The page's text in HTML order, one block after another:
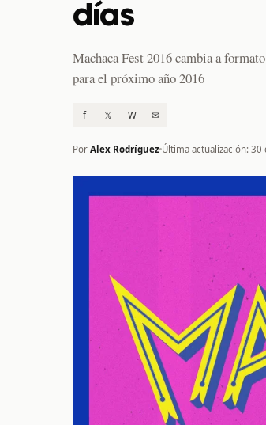
días
Machaca Fest 2016 cambia a
para el próximo año 2016
f 𝕏 W ✉
Por Alex Rodríguez Última actualización: